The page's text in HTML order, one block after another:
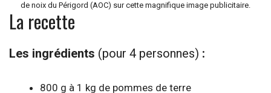
de noix du Périgord (AOC) sur cette magnifique image publicitaire.
La recette
Les ingrédients (pour 4 personnes) :
800 g à 1 kg de pommes de terre